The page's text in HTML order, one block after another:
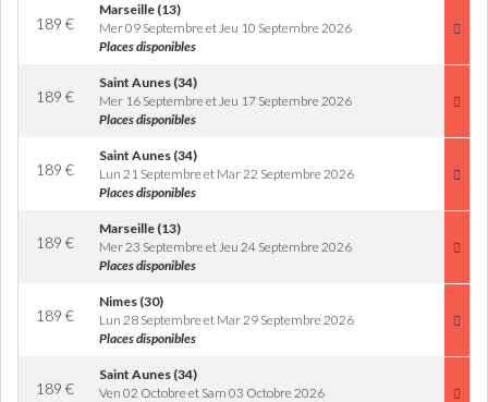
189 €
Marseille (13)
Mer 09 Septembre et Jeu 10 Septembre 2026
Places disponibles
189 €
Saint Aunes (34)
Mer 16 Septembre et Jeu 17 Septembre 2026
Places disponibles
189 €
Saint Aunes (34)
Lun 21 Septembre et Mar 22 Septembre 2026
Places disponibles
189 €
Marseille (13)
Mer 23 Septembre et Jeu 24 Septembre 2026
Places disponibles
189 €
Nimes (30)
Lun 28 Septembre et Mar 29 Septembre 2026
Places disponibles
189 €
Saint Aunes (34)
Ven 02 Octobre et Sam 03 Octobre 2026